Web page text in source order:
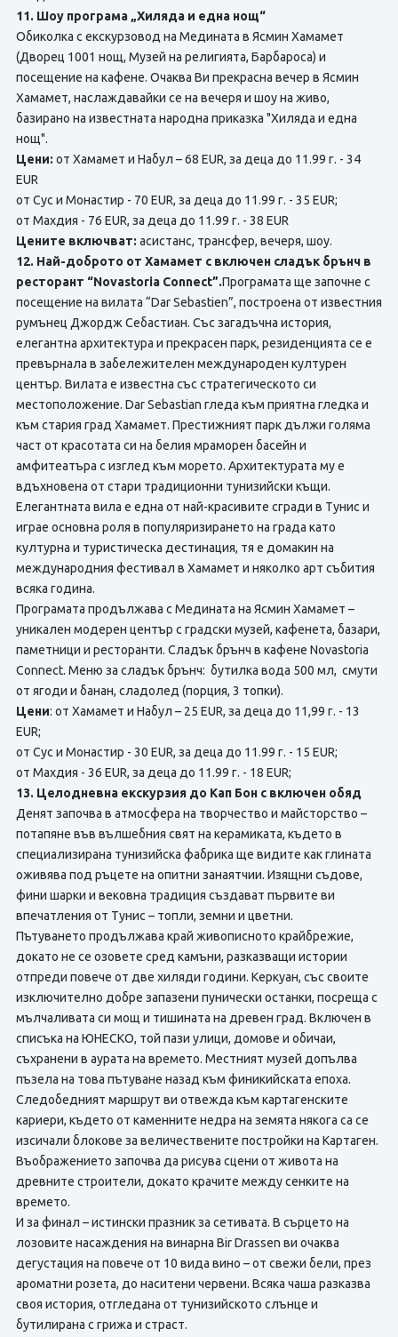
11. Шоу програма „Хиляда и една нощ“
Обиколка с екскурзовод на Медината в Ясмин Хамамет
(Дворец 1001 нощ, Музей на религията, Барбароса) и
посещение на кафене. Очаква Ви прекрасна вечер в Ясмин
Хамамет, наслаждавайки се на вечеря и шоу на живо,
базирано на известната народна приказка "Хиляда и една
нощ".
Цени: от Хамамет и Набул – 68 EUR, за деца до 11.99 г. - 34
EUR
от Сус и Монастир - 70 EUR, за деца до 11.99 г. - 35 EUR;
от Махдия - 76 EUR, за деца до 11.99 г. - 38 EUR
Цените включват: асистанс, трансфер, вечеря, шоу.
12. Най-доброто от Хамамет с включен сладък брънч в
ресторант “Novastoria Connect”.Програмата ще започне с
посещение на вилата “Dar Sebastien”, построенa от известния
румънец Джордж Себастиан. Със загадъчна история,
елегантна архитектура и прекрасен парк, резиденцията се е
превърнала в забележителен международен културен
център. Вилата е известна със стратегическото си
местоположение. Dar Sebastian гледа към приятна гледка и
към стария град Хамамет. Престижният парк дължи голяма
част от красотата си на белия мраморен басейн и
амфитеатъра с изглед към морето. Архитектурата му е
вдъхновена от стари традиционни тунизийски къщи.
Елегантната вила е една от най-красивите сгради в Тунис и
играе основна роля в популяризирането на града като
културна и туристическа дестинация, тя е домакин на
международния фестивал в Хамамет и няколко арт събития
всяка година.
Програмата продължава с Медината на Ясмин Хамамет –
уникален модерен център с градски музей, кафенета, базари,
паметници и ресторанти. Сладък брънч в кафене Novastoria
Connect. Меню за сладък брънч: бутилка вода 500 мл, смути
от ягоди и банан, сладолед (порция, 3 топки).
Цени: от Хамамет и Набул – 25 EUR, за деца до 11,99 г. - 13
EUR;
от Сус и Монастир - 30 EUR, за деца до 11.99 г. - 15 EUR;
от Махдия - 36 EUR, за деца до 11.99 г. - 18 EUR;
13. Целодневна екскурзия до Кап Бон с включен обяд
Денят започва в атмосфера на творчество и майсторство –
потапяне във вълшебния свят на керамиката, където в
специализирана тунизийска фабрика ще видите как глината
оживява под ръцете на опитни занаятчии. Изящни съдове,
фини шарки и вековна традиция създават първите ви
впечатления от Тунис – топли, земни и цветни.
Пътуването продължава край живописното крайбрежие,
докато не се озовете сред камъни, разказващи истории
отпреди повече от две хиляди години. Керкуан, със своите
изключително добре запазени пунически останки, посреща с
мълчаливата си мощ и тишината на древен град. Включен в
списъка на ЮНЕСКО, той пази улици, домове и обичаи,
съхранени в аурата на времето. Местният музей допълва
пъзела на това пътуване назад към финикийската епоха.
Следобедният маршрут ви отвежда към картагенските
кариери, където от каменните недра на земята някога са се
изсичали блокове за величествените постройки на Картаген.
Въображението започва да рисува сцени от живота на
древните строители, докато крачите между сенките на
времето.
И за финал – истински празник за сетивата. В сърцето на
лозовите насаждения на винарна Bir Drassen ви очаква
дегустация на повече от 10 вида вино – от свежи бели, през
ароматни розета, до наситени червени. Всяка чаша разказва
своя история, отгледана от тунизийското слънце и
бутилирана с грижа и страст.